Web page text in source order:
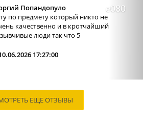
Попандопуло
по предмету который никто не
качественно и в кротчайший
люди так что 5
17:27:00
ЕЩЕ ОТЗЫВЫ